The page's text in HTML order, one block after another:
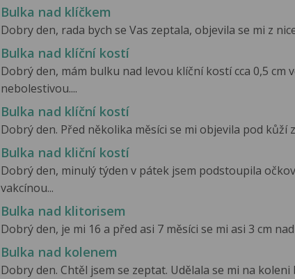
Bulka nad klíčkem
Dobry den, rada bych se Vas zeptala, objevila se mi z
Bulka nad klíční kostí
Dobrý den, mám bulku nad levou klíční kostí cca 0,5 cm
nebolestivou....
Bulka nad klíční kostí
Dobrý den. Před několika měsíci se mi objevila pod kůží
Bulka nad kliční kostí
Dobrý den, minulý týden v pátek jsem podstoupila
vakcínou...
Bulka nad klitorisem
Dobrý den, je mi 16 a před asi 7 měsíci se mi asi 3 cm
Bulka nad kolenem
Dobry den. Chtěl jsem se zeptat. Udělala se mi na koleni